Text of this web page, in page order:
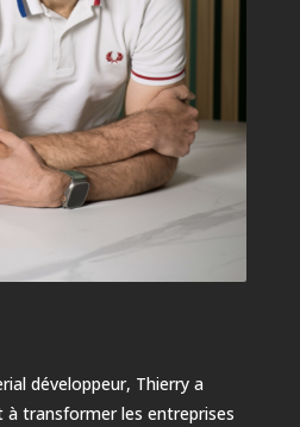
développeur, Thierry a
transformer les entreprises